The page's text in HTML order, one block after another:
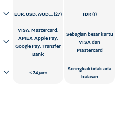
EUR, USD, AUD,... (27) IDR (1)
VISA, Mastercard,
AMEX, Apple Pay,
Google Pay, Transfer
Bank
Sebagian besar kartu
VISA dan
Mastercard
24 jam
Seringkali tidak ada
balasan